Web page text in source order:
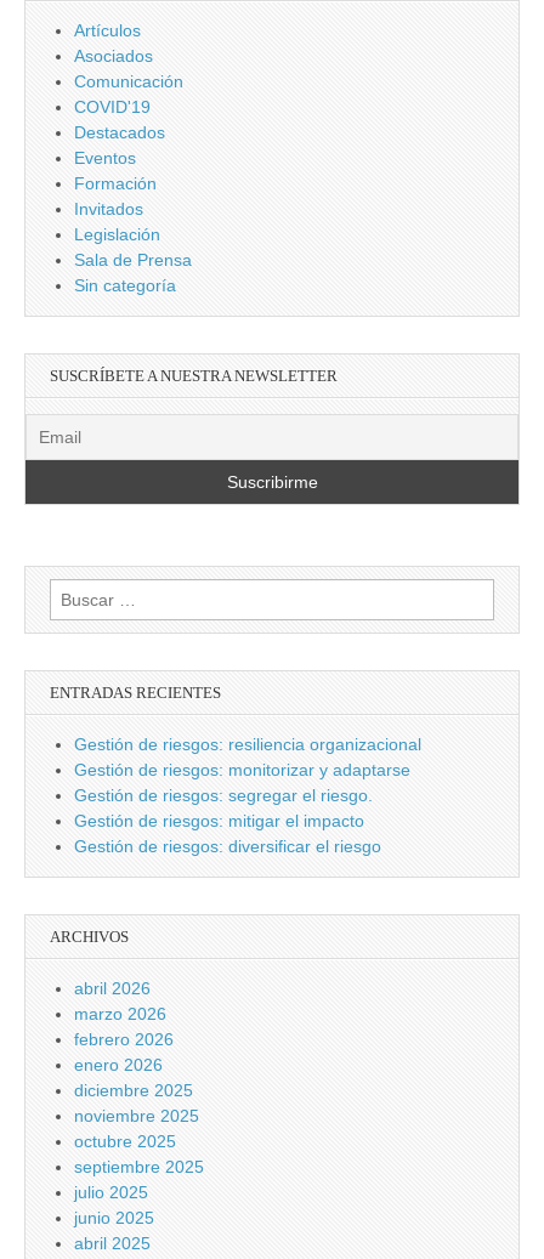
Artículos
Asociados
Comunicación
COVID'19
Destacados
Eventos
Formación
Invitados
Legislación
Sala de Prensa
Sin categoría
SUSCRÍBETE A NUESTRA NEWSLETTER
Buscar:
ENTRADAS RECIENTES
Gestión de riesgos: resiliencia organizacional
Gestión de riesgos: monitorizar y adaptarse
Gestión de riesgos: segregar el riesgo.
Gestión de riesgos: mitigar el impacto
Gestión de riesgos: diversificar el riesgo
ARCHIVOS
abril 2026
marzo 2026
febrero 2026
enero 2026
diciembre 2025
noviembre 2025
octubre 2025
septiembre 2025
julio 2025
junio 2025
abril 2025